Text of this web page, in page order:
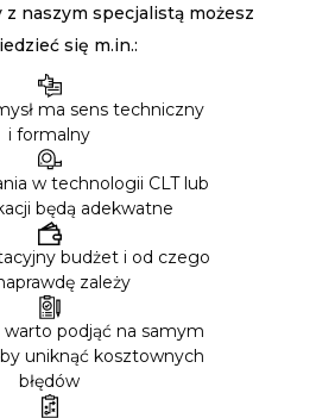
naszym specjalistą możesz
się m.in.:
ma sens techniczny
i formalny
w technologii CLT lub
będą adekwatne
budżet i od czego
zależy
warto podjąć na samym
uniknąć kosztownych
błędów